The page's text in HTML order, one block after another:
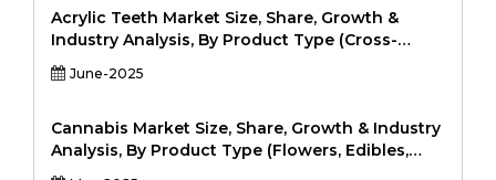
(ультрафиолетовый, видимый,
инфракрасный), вертикальный
(здравоохранение, аэрокосмическая и
оборона, автомобильная, тяжелая
потребителей, электронные и
электрические и другие.
Acrylic Teeth Market Size, Share, Growth &
Industry Analysis, By Product Type (Cross-
Linked Acrylic Teeth, Non-Cross-Linked Acrylic
Teeth), By Application (Complete Dentures,
Supported Dentures), By End-User (Dental
Clinics, Hospitals, Dental Laboratories,
Academic Institutes), and Regional Analysis,
June-2025
Cannabis Market Size, Share, Growth & Industry
Analysis, By Product Type (Flowers, Edibles,
Oils, Tinctures, Topical, Capsules, Beverages), By